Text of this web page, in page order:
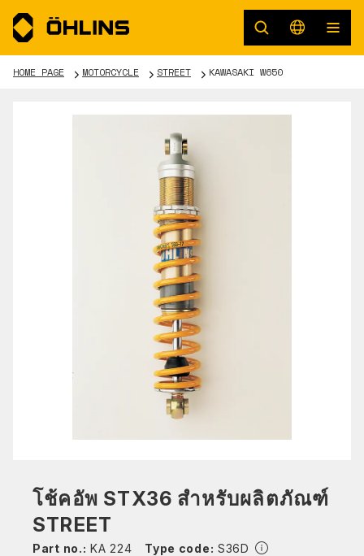
HOME PAGE MOTORCYCLE STREET KAWASAKI W650
โช้คอัพ STX36 สำหรับผลิตภัณฑ์
STREET
Part no.: KA 224 Type code: S36D